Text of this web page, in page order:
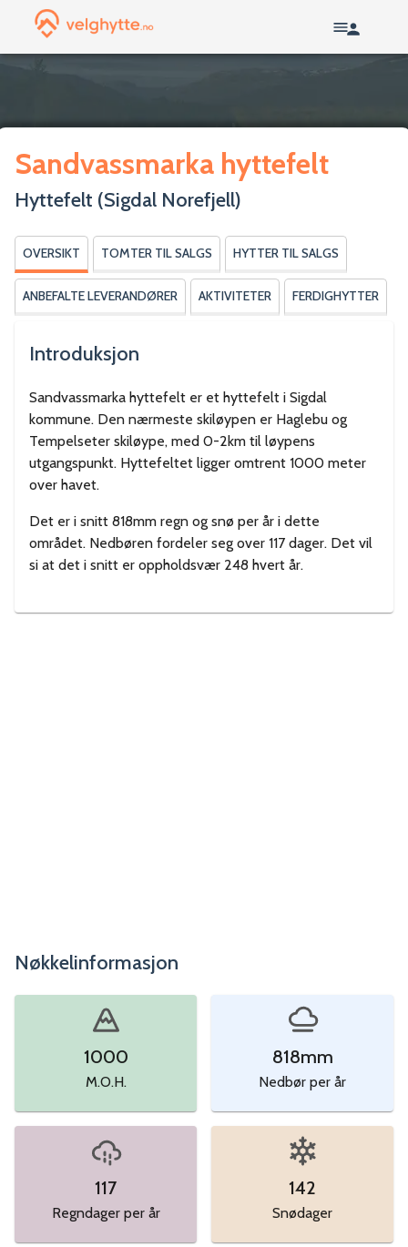
Sandvassmarka hyttefelt
Hyttefelt (Sigdal Norefjell)
OVERSIKT TOMTER TIL SALGS HYTTER TIL SALGS
ANBEFALTE LEVERANDØRER AKTIVITETER FERDIGHYTTER
Introduksjon
Sandvassmarka hyttefelt er et hyttefelt i Sigdal
kommune. Den nærmeste skiløypen er Haglebu og
Tempelseter skiløype, med 0-2km til løypens
utgangspunkt. Hyttefeltet ligger omtrent 1000 meter
over havet.
Det er i snitt 818mm regn og snø per år i dette
området. Nedbøren fordeler seg over 117 dager. Det vil
si at det i snitt er oppholdsvær 248 hvert år.
Nøkkelinformasjon
1000
M.O.H.
818mm
Nedbør per år
117
Regndager per år
142
Snødager